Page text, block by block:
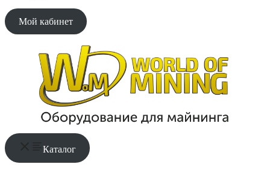
Мой кабинет
Каталог